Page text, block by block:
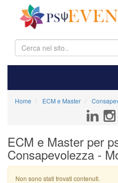
Home ECM e Master
ECM e Master per
Consapevolezza -
Non sono stati trovati contenuti.